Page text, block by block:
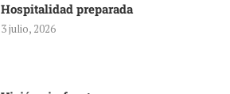
Hospitalidad preparada
3 julio, 2026